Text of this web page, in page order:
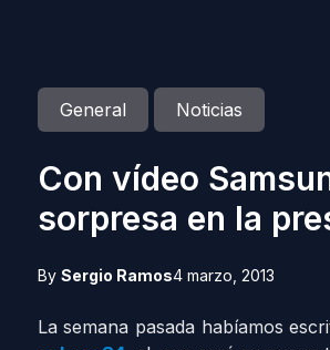
General Noticias
Con vídeo
sorpresa en la
By Sergio Ramos4 marzo, 2013
La semana pasada habíamos